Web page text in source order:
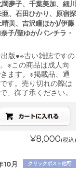
夢子、千葉美加、細川
、石田ひかり、原宿探
美、吉沢瞳ほか)/伊藤
子/聖ゆか/パンチラ・
版●※古い雑誌ですの
※この商品は成人向
ます。※掲載品、通
す。売り切れの際は
、御了承ください。
¥8,000(税込)
クリックポスト他可
月